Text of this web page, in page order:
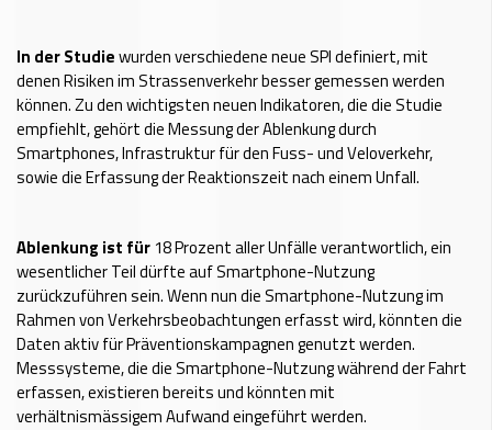
In der Studiewurden verschiedene neue SPI definiert, mit
denen Risiken im Strassenverkehr besser gemessen werden
können. Zu den wichtigsten neuen Indikatoren, die die Studie
empfiehlt, gehört die Messung der Ablenkung durch
Smartphones, Infrastruktur für den Fuss- und Veloverkehr,
sowie die Erfassung der Reaktionszeit nach einem Unfall.
Ablenkung ist für 18 Prozent aller Unfälle verantwortlich, ein
wesentlicher Teil dürfte auf Smartphone-Nutzung
zurückzuführen sein. Wenn nun die Smartphone-Nutzung im
Rahmen von Verkehrsbeobachtungen erfasst wird, könnten die
Daten aktiv für Präventionskampagnen genutzt werden.
Messsysteme, die die Smartphone-Nutzung während der Fahrt
erfassen, existieren bereits und könnten mit
verhältnismässigem Aufwand eingeführt werden.